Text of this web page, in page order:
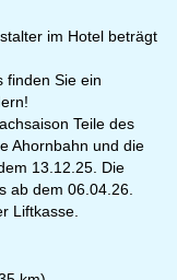
im Hotel beträgt
finden Sie ein
Teile des
Ahornbahn und die
13.12.25. Die
ab dem 06.04.26.
Liftkasse.